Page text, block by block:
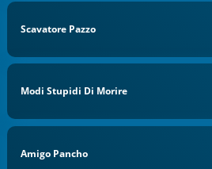
Scavatore Pazzo
Modi Stupidi Di Morire
Amigo Pancho